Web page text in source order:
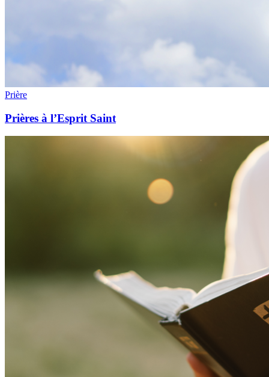
Prière
Prières à l’Esprit Saint